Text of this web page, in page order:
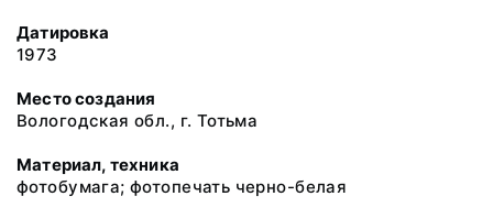
Датировка
1973
Место создания
Вологодская обл., г. Тотьма
Материал, техника
фотобумага; фотопечать черно-белая